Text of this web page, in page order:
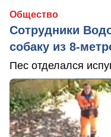
Общество
Сотрудники
собаку из 8-
Пес отделался